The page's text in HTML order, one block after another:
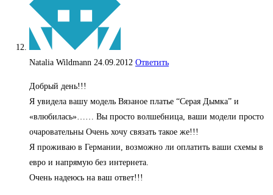
Natalia Wildmann 24.09.2012 Ответить
Добрый день!!!
Я увидела вашу модель Вязаное платье “Серая Дымка” и
«влюбилась»…… Вы просто волшебница, ваши модели просто
очаровательны Очень хочу связать такое же!!!
Я проживаю в Германии, возможно ли оплатить ваши схемы в
евро и напрямую без интернета.
Очень надеюсь на ваш ответ!!!